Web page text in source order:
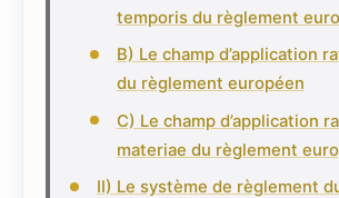
temporis du règlement
B) Le champ d’application
du règlement européen
C) Le champ d’application
materiae du règlement
II) Le système de règlement